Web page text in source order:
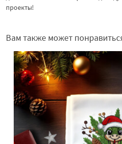
проекты!
Вам также может